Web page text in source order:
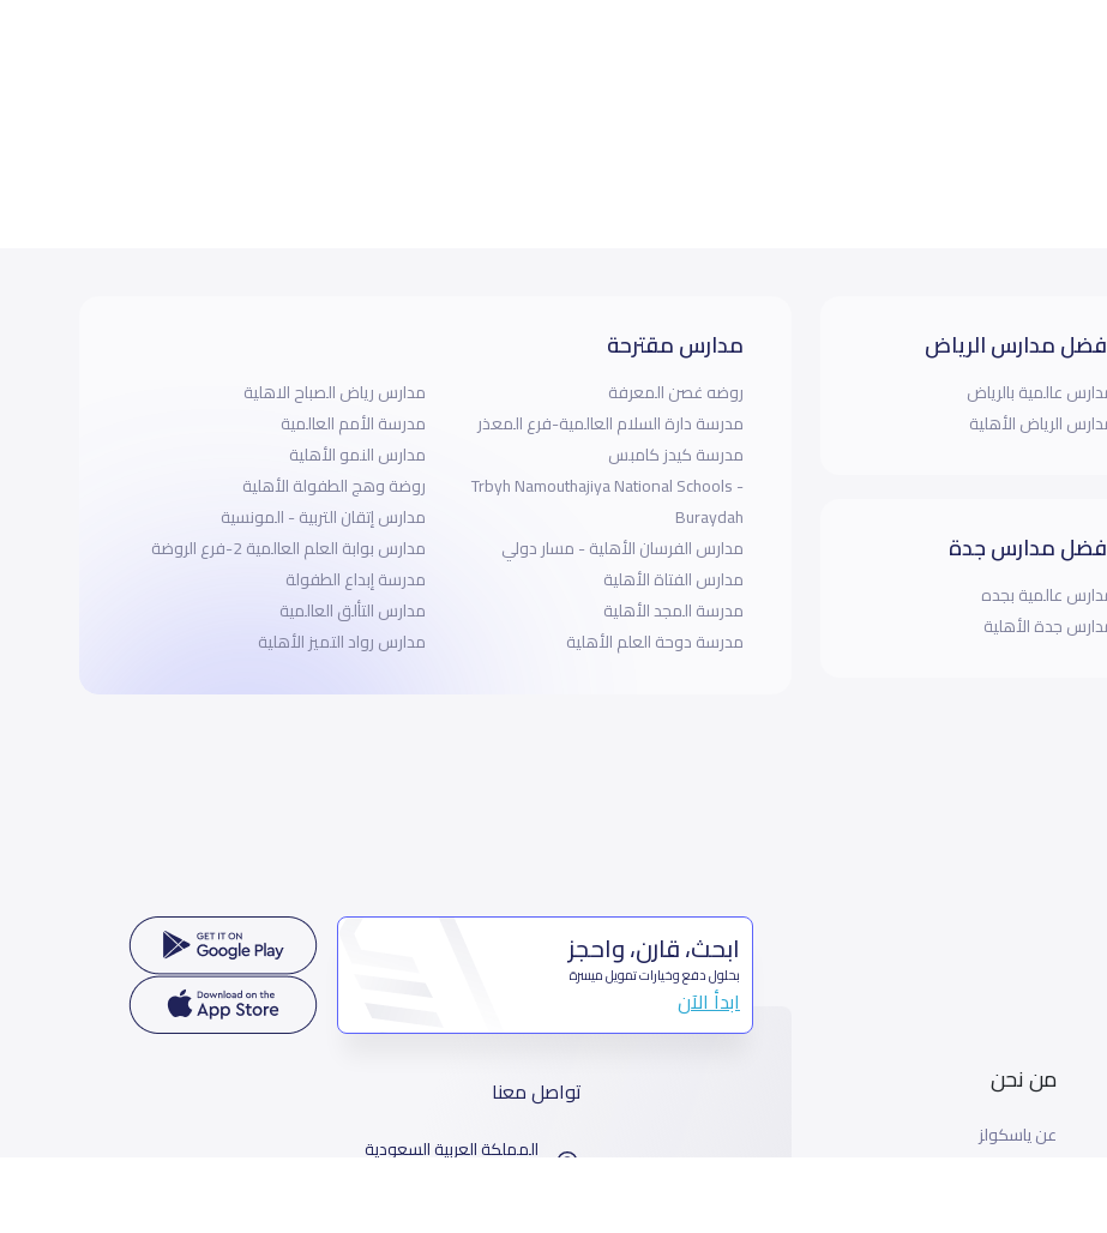
مدارس الرياض
عالمية بالرياض
الرياض الأهلية
مدارس جدة
عالمية بجده
جدة الأهلية
مدارس مقترحة
روضه غصن المعرفة
مدرسة دارة السلام العالمية-فرع المعذر
مدرسة كيدز كامبس
Trbyh Namouthajiya National Schools -
Buraydah
مدارس الفرسان الأهلية - مسار دولي
مدارس الفتاة الأهلية
مدرسة المجد الأهلية
مدرسة دوحة العلم الأهلية
مدارس رياض الصباح الاهلية
مدرسة الأمم العالمية
مدارس النمو الأهلية
روضة وهج الطفولة الأهلية
مدارس إتقان التربية - المونسية
مدارس بوابة العلم العالمية 2-فرع الروضة
مدرسة إبداع الطفولة
مدارس التألق العالمية
مدارس رواد التميز الأهلية
من نحن
عن ياسكولز
ابحث، قارن، واحجز
بحلول دفع وخيارات تمويل ميسرة
ابدأ الآن
تواصل معنا
المملكة العربية السعودية